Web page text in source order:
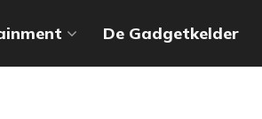
De Gadgetkelder